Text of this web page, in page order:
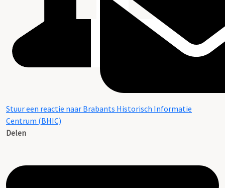
Stuur een reactie naar Brabants Historisch Informatie
Centrum (BHIC)
Delen